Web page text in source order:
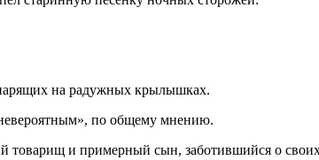
парящих на радужных крылышках.
по общему мнению.
и примерный сын, заботившийся о